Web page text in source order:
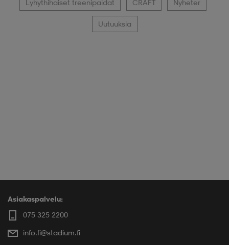
Lyhythihaiset treenipaidat CRAFT Nyheter
Uutuuksia
Asiakaspalvelu:
075 325 2200
info.fi@stadium.fi